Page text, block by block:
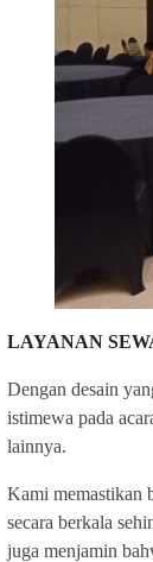
LAYANAN
Dengan desain
istimewa pada
lainnya.
Kami memastikan
secara berkala
juga menjamin